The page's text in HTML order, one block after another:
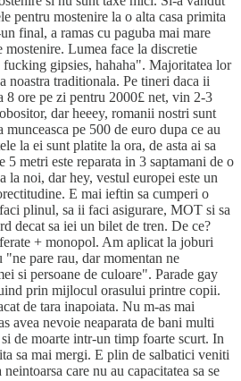
pentru mostenire la o alta casa primita
final, a ramas cu paguba mai mare
mostenire. Lumea face la discretie
gipsies, hahaha". Majoritatea lor
noastra traditionala. Pe tineri daca ii
8 ore pe zi pentru 2000£ net, vin 2-3
dar heeey, romanii nostri sunt
pe 500 de euro dupa ce au
la ei sunt platite la ora, de asta ai sa
5 metri este reparata in 3 saptamani de o
la noi, dar hey, vestul europei este un
E mai ieftin sa cumperi o
plinul, sa ii faci asigurare, MOT si sa
decat sa iei un bilet de tren. De ce?
+ monopol. Am aplicat la joburi
"ne pare rau, dar momentan ne
si persoane de culoare". Parade gay
prin mijlocul orasului printre copii.
de tara inapoiata. Nu m-as mai
avea nevoie neaparata de bani multi
de moarte intr-un timp foarte scurt. In
sa mai mergi. E plin de salbatici veniti
care nu au capacitatea sa se